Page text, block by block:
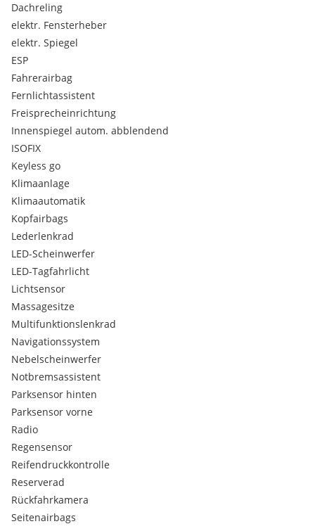
Mittelkonsole, Reserverad als Notrad
Dachreling
elektr. Fensterheber
elektr. Spiegel
ESP
Fahrerairbag
Fernlichtassistent
Freisprecheinrichtung
Innenspiegel autom. abblendend
ISOFIX
Keyless go
Klimaanlage
Klimaautomatik
Kopfairbags
Lederlenkrad
LED-Scheinwerfer
LED-Tagfahrlicht
Lichtsensor
Massagesitze
Multifunktionslenkrad
Navigationssystem
Nebelscheinwerfer
Notbremsassistent
Parksensor hinten
Parksensor vorne
Radio
Regensensor
Reifendruckkontrolle
Reserverad
Rückfahrkamera
Seitenairbags